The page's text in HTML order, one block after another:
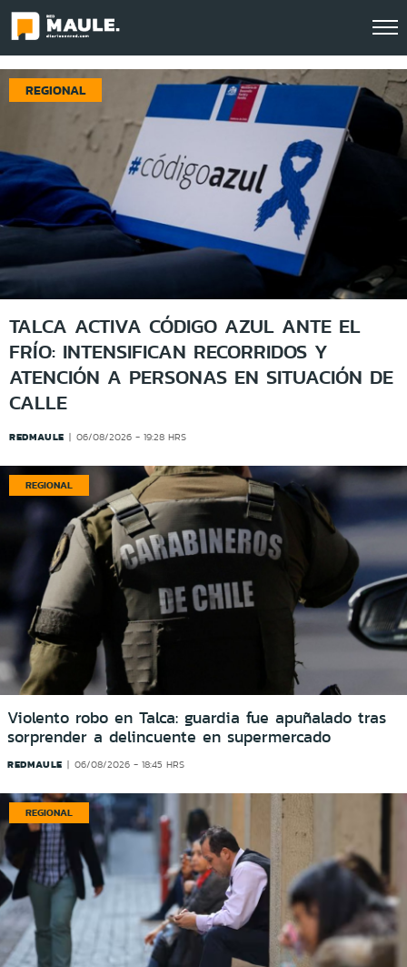
Click acá para ir directamente al contenido
REGIONAL
Violento robo en Talca: guardia fue apuñalado tras
sorprender a delincuente en supermercado
REDMAULE 06/08/2026 - 18:45 HRS
REGIONAL
REGIONAL
TALCA ACTIVA CÓDIGO AZUL ANTE EL
FRÍO: INTENSIFICAN RECORRIDOS Y
ATENCIÓN A PERSONAS EN SITUACIÓN DE
CALLE
REDMAULE 06/08/2026 - 19:28 HRS